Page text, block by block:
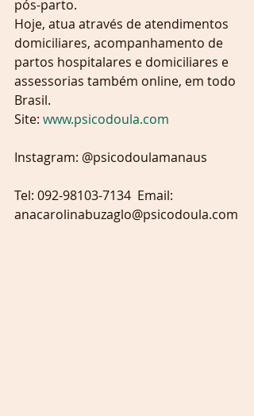
pós-parto.
Hoje, atua através de atendimentos
domiciliares, acompanhamento de
partos hospitalares e domiciliares e
assessorias também online, em todo
Brasil.
Site: www.psicodoula.com
Instagram: @psicodoulamanaus
Tel: 092-98103-7134  Email:
anacarolinabuzaglo@psicodoula.com